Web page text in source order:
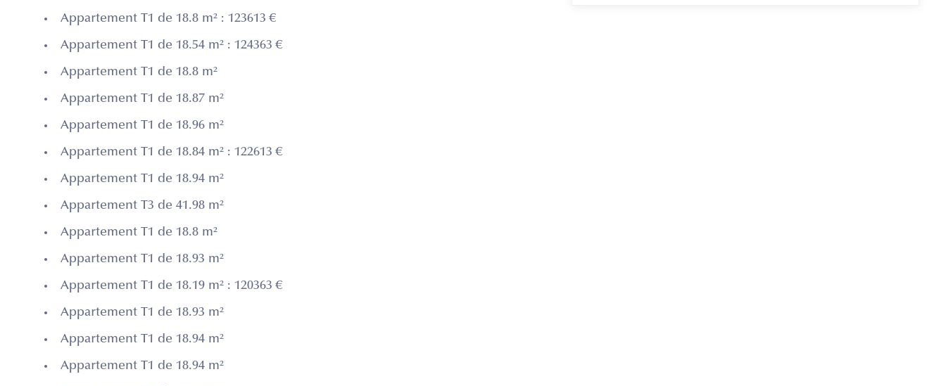
Appartement T1 de 18.8 m² : 123613 €
Appartement T1 de 18.54 m² : 124363 €
Appartement T1 de 18.8 m²
Appartement T1 de 18.87 m²
Appartement T1 de 18.96 m²
Appartement T1 de 18.84 m² : 122613 €
Appartement T1 de 18.94 m²
Appartement T3 de 41.98 m²
Appartement T1 de 18.8 m²
Appartement T1 de 18.93 m²
Appartement T1 de 18.19 m² : 120363 €
Appartement T1 de 18.93 m²
Appartement T1 de 18.94 m²
Appartement T1 de 18.94 m²